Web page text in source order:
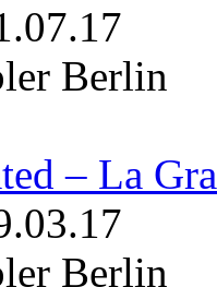
Berlin
– La
Berlin